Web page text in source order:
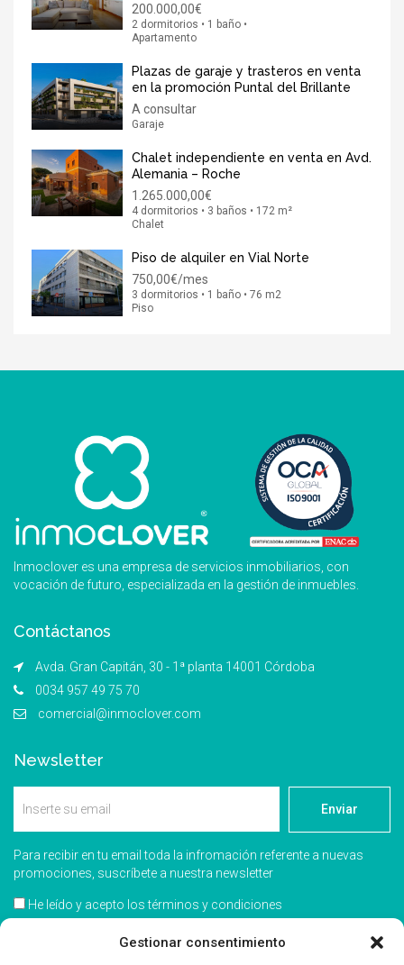
Gestionar consentimiento
200.000,00€
2 dormitorios • 1 baño •
Apartamento
Plazas de garaje y trasteros en venta
en la promoción Puntal del Brillante
A consultar
Garaje
Chalet independiente en venta en Avd.
Alemania – Roche
1.265.000,00€
4 dormitorios • 3 baños • 172 m²
Chalet
Piso de alquiler en Vial Norte
750,00€/mes
3 dormitorios • 1 baño • 76 m2
Piso
Inmoclover es una empresa de servicios inmobiliarios, con
vocación de futuro, especializada en la gestión de inmuebles.
Contáctanos
Avda. Gran Capitán, 30 - 1ª planta 14001 Córdoba
0034 957 49 75 70
comercial@inmoclover.com
Newsletter
Enviar
Para recibir en tu email toda la infromación referente a nuevas
promociones, suscríbete a nuestra newsletter
He leído y acepto los términos y condiciones
Acepto recibir información comercial